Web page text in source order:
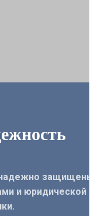
защищены
и юридической